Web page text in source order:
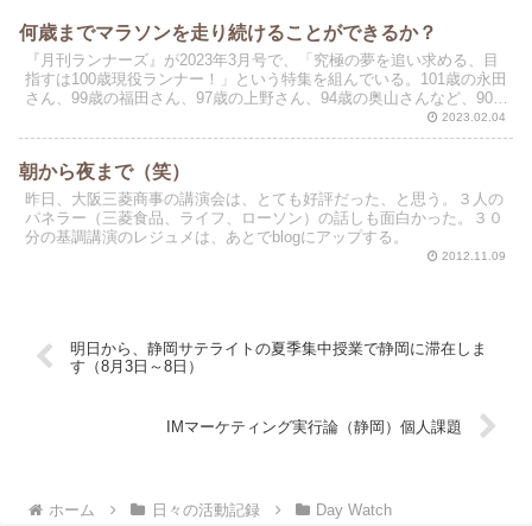
何歳までマラソンを走り続けることができるか？
『月刊ランナーズ』が2023年3月号で、「究極の夢を追い求める、目
指すは100歳現役ランナー！」という特集を組んでいる。101歳の永田
さん、99歳の福田さん、97歳の上野さん、94歳の奥山さんなど、90歳
2023.02.04
朝から夜まで（笑）
昨日、大阪三菱商事の講演会は、とても好評だった、と思う。３人の
パネラー（三菱食品、ライフ、ローソン）の話しも面白かった。３０
分の基調講演のレジュメは、あとでblogにアップする。
2012.11.09
明日から、静岡サテライトの夏季集中授業で静岡に滞在しま
す（8月3日～8日）
IMマーケティング実行論（静岡）個人課題
ホーム 日々の活動記録 Day Watch